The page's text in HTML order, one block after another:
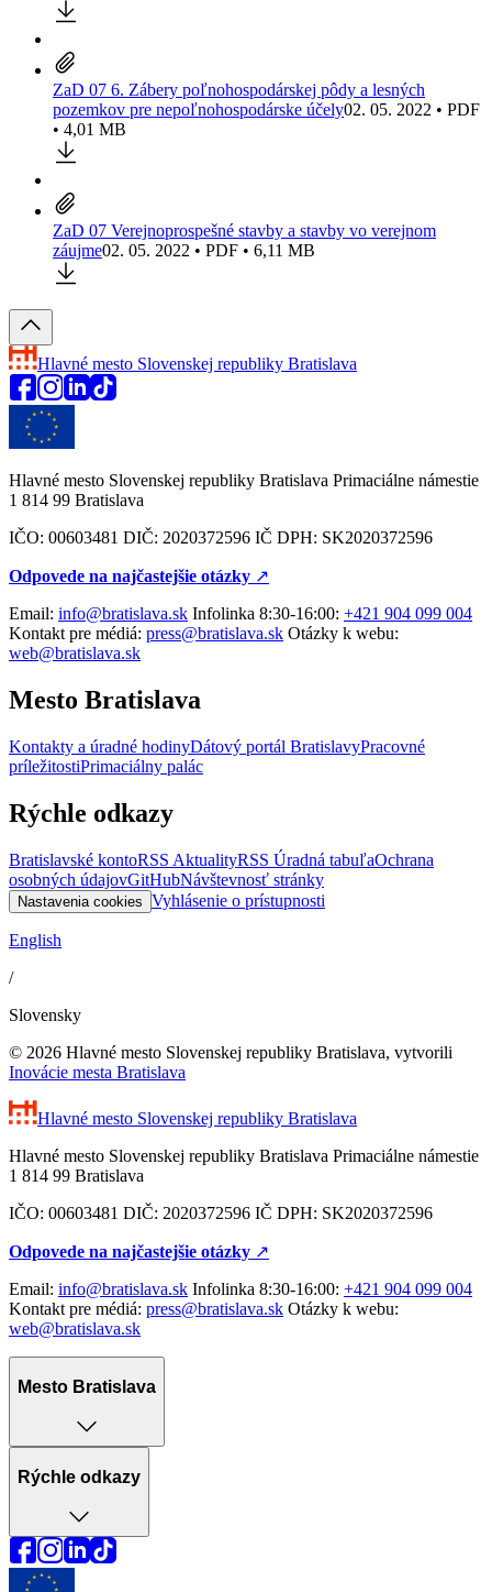
ZaD 07 6. Zábery poľnohospodárskej pôdy a lesných
pozemkov pre nepoľnohospodárske účely02. 05. 2022 • PDF
• 4,01 MB
ZaD 07 Verejnoprospešné stavby a stavby vo verejnom
záujme02. 05. 2022 • PDF • 6,11 MB
Hlavné mesto Slovenskej republiky Bratislava
Hlavné mesto Slovenskej republiky Bratislava Primaciálne námestie
1 814 99 Bratislava
IČO: 00603481 DIČ: 2020372596 IČ DPH: SK2020372596
Odpovede na najčastejšie otázky ↗︎
Email: info@bratislava.sk Infolinka 8:30-16:00: +421 904 099 004
Kontakt pre médiá: press@bratislava.sk Otázky k webu:
web@bratislava.sk
Mesto Bratislava
Kontakty a úradné hodinyDátový portál BratislavyPracovné
príležitostiPrimaciálny palác
Rýchle odkazy
Bratislavské kontoRSS AktualityRSS Úradná tabuľaOchrana
osobných údajovGitHubNávštevnosť stránky
Nastavenia cookies Vyhlásenie o prístupnosti
English
/
Slovensky
© 2026 Hlavné mesto Slovenskej republiky Bratislava, vytvorili
Inovácie mesta Bratislava
Hlavné mesto Slovenskej republiky Bratislava
Hlavné mesto Slovenskej republiky Bratislava Primaciálne námestie
1 814 99 Bratislava
IČO: 00603481 DIČ: 2020372596 IČ DPH: SK2020372596
Odpovede na najčastejšie otázky ↗︎
Email: info@bratislava.sk Infolinka 8:30-16:00: +421 904 099 004
Kontakt pre médiá: press@bratislava.sk Otázky k webu:
web@bratislava.sk
Mesto Bratislava
Rýchle odkazy